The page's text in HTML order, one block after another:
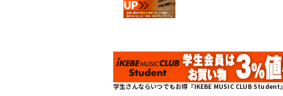
学生さんならいつでもお得『IKEBE MUSIC CLUB Student』